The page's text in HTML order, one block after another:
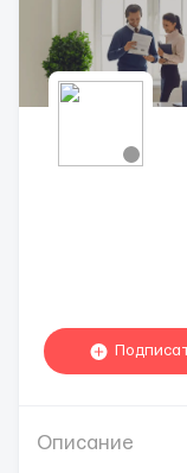
Описание